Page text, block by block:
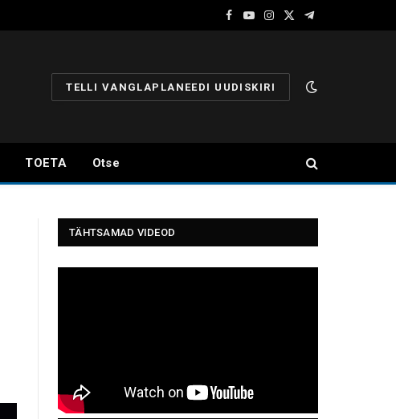
Facebook
YouTube
Instagram
X
Telegram
TELLI VANGLAPLANEEDI UUDISKIRI
TOETA Otse
TÄHTSAMAD VIDEOD